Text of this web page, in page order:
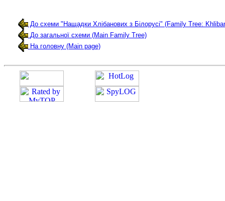
До схеми "Нащадки Хлібанових з Білорусі" (Family Tree:
До загальної схеми (Main Family Tree)
На головну (Main page)